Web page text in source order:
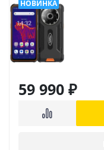
59 990 ₽